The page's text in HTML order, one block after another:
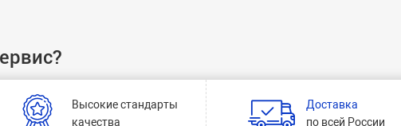
Высокие стандарты
качества
Доставка
по всей России